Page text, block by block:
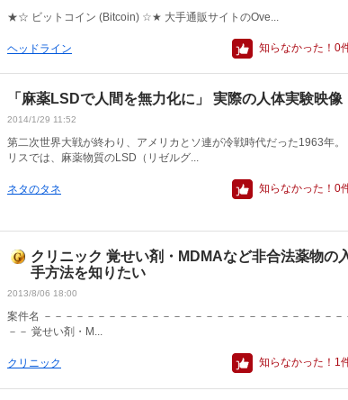
★☆ ビットコイン (Bitcoin) ☆★ 大手通販サイトのOve...
ヘッドライン 知らなかった！ 0
「麻薬LSDで人間を無力化に」 実際の人体実験映像
2014/1/29 11:52
第二次世界大戦が終わり、アメリカとソ連が冷戦時代だった1963年。
リスでは、麻薬物質のLSD（リゼルグ...
ネタのタネ 知らなかった！ 0
クリニック 覚せい剤・MDMAなど非合法薬物の
手方法を知りたい
2013/8/06 18:00
案件名 －－－－－－－－－－－－－－－－－－－－－－－－－－－－
－－ 覚せい剤・M...
クリニック 知らなかった！ 1